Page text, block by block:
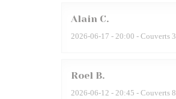
Alain C
2026-06-17 - 20:00 - Couverts 3
Roel B
2026-06-12 - 20:45 - Couverts 8